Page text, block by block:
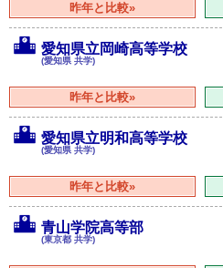
昨年と比較»
愛知県立岡崎高等学校
(愛知県 共学)
昨年と比較»
愛知県立明和高等学校
(愛知県 共学)
昨年と比較»
青山学院高等部
(東京都 共学)